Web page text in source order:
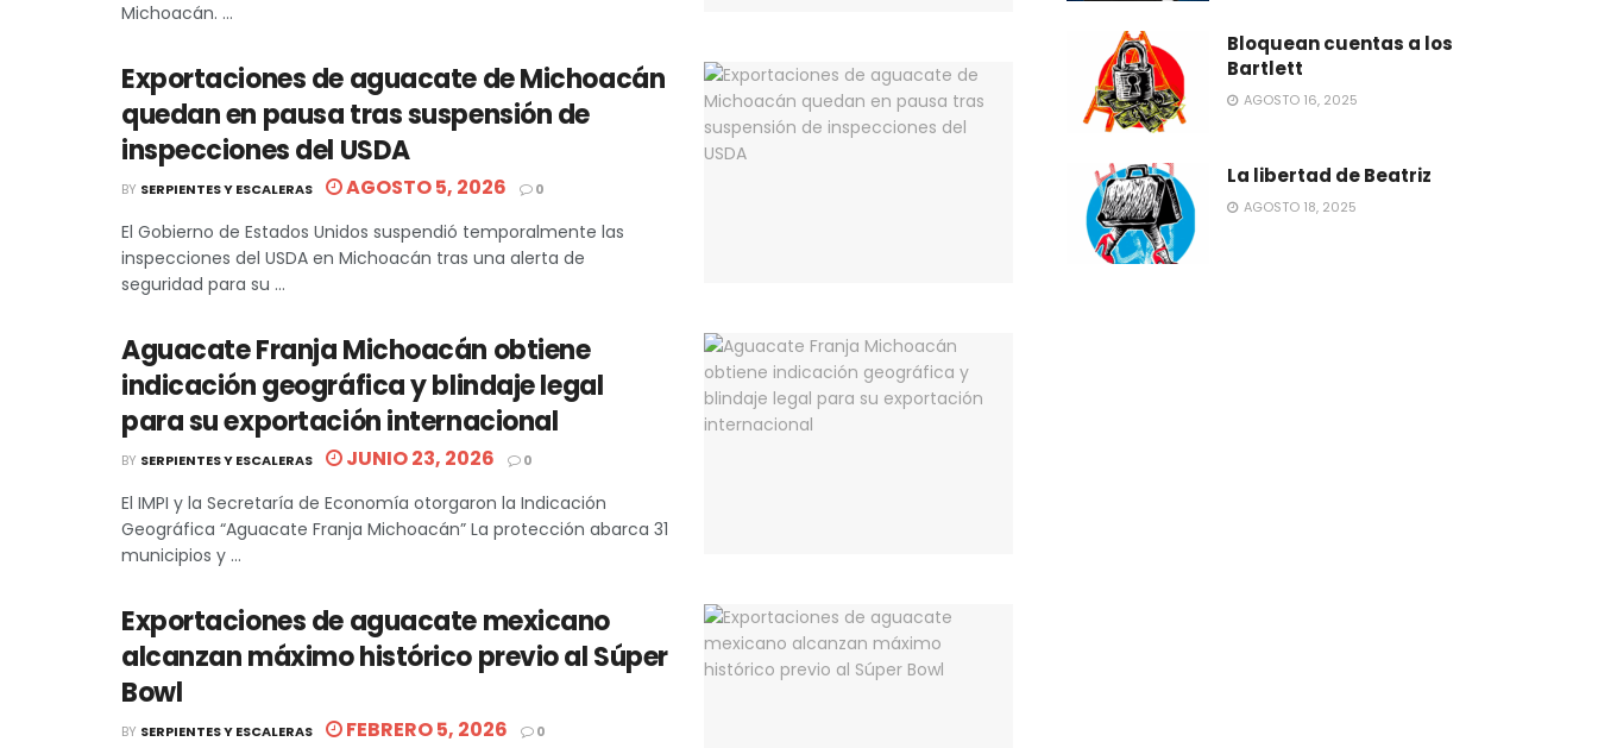
Michoacán. ...
Exportaciones de aguacate de Michoacán
quedan en pausa tras suspensión de
inspecciones del USDA
BY SERPIENTES Y ESCALERAS AGOSTO 5, 2026 0
El Gobierno de Estados Unidos suspendió temporalmente las
inspecciones del USDA en Michoacán tras una alerta de
seguridad para su ...
Aguacate Franja Michoacán obtiene
indicación geográfica y blindaje legal
para su exportación internacional
BY SERPIENTES Y ESCALERAS JUNIO 23, 2026 0
El IMPI y la Secretaría de Economía otorgaron la Indicación
Geográfica “Aguacate Franja Michoacán” La protección abarca 31
municipios y ...
Exportaciones de aguacate mexicano
alcanzan máximo histórico previo al Súper
Bowl
BY SERPIENTES Y ESCALERAS FEBRERO 5, 2026 0
Bloquean cuentas a los
Bartlett
AGOSTO 16, 2025
La libertad de Beatriz
AGOSTO 18, 2025